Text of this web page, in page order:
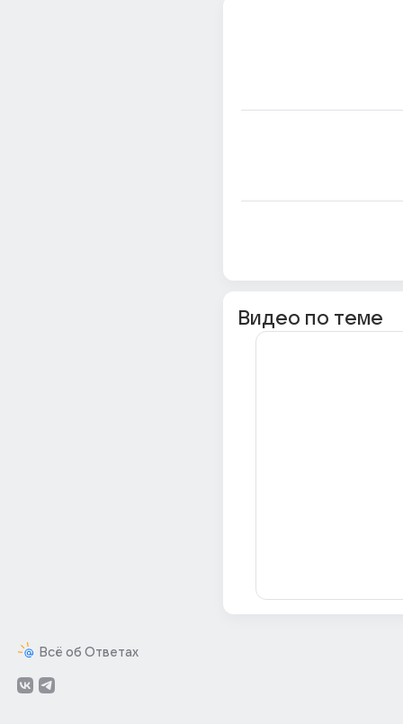
Всё об Ответах
Видео по теме